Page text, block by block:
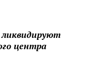
ликвидируют
центра